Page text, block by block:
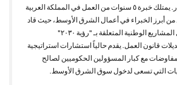
لترويج التجارة والاستثمار. يمتلك خبرة ٥ سنوات من العمل في المملكة العربية
من أبرز الخبراء في أعمال الشرق الأوسط، حيث قاد
أبحاثاً واسعة النطاق حول المشاريع الوطنية المتعلقة بـ "رؤية ٢٠٣٠"
قانون العمل. يقدم حالياً استشارات استراتيجية
مع كبار المسؤولين الحكوميين لصالح
التي تسعى لدخول سوق الشرق الأوسط.